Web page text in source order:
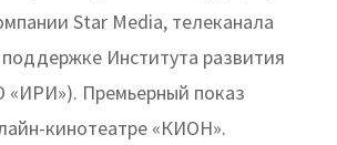
Star Media, телеканала
Института развития
«ИРИ»). Премьерный показ
кинотеатре «КИОН».